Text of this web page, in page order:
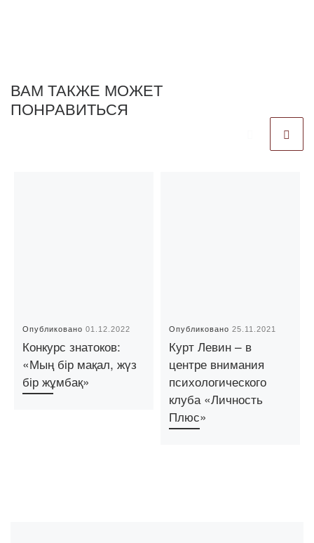
ВАМ ТАКЖЕ МОЖЕТ
ПОНРАВИТЬСЯ
Опубликовано01.12.2022
Конкурс знатоков:
«Мың бір мақал, жүз
бір жұмбақ»
Опубликовано25.11.2021
Курт Левин – в
центре внимания
психологического
клуба «Личность
Плюс»